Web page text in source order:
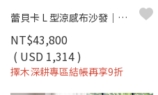
蕾貝卡 L 型涼感布沙發｜機能涼感紗 × 防潑水耐磨 × 左右型自由配置 – 擇木深耕
NT$43,800
( USD 1,314 )
擇木深耕專區結帳再享9折